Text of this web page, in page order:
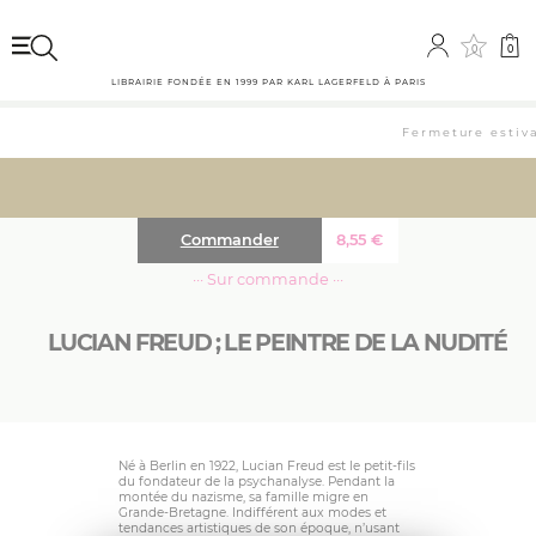
0 0
LIBRAIRIE FONDÉE EN 1999 PAR KARL LAGERFELD À PARIS
Fermeture
LUCIAN FREUD ; LE PEINTRE DE LA NUDITÉ
8,55€
Commander
··· Sur commande ···
Né à Berlin en 1922, Lucian Freud est le petit-fils
du fondateur de la psychanalyse. Pendant la
montée du nazisme, sa famille migre en
Grande-Bretagne. Indifférent aux modes et
tendances artistiques de son époque, n’usant